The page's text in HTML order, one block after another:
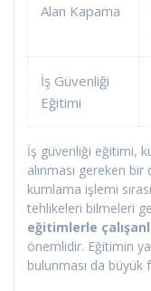
Alan Kapama
İş Güvenliği
Eğitimi
İş güvenliği eğitimi,
alınması gereken bir
kumlama işlemi
tehlikeleri bilmeleri
eğitimlerle
önemlidir. Eğitimin
bulunması da büyük